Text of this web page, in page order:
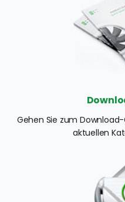
Gehen Sie zum
aktuellen